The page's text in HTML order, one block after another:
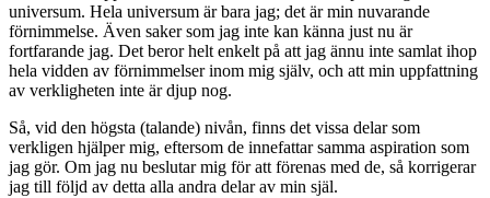
universum. Hela universum är bara jag; det är min nuvarande
förnimmelse. Även saker som jag inte kan känna just nu är
fortfarande jag. Det beror helt enkelt på att jag ännu inte samlat ihop
hela vidden av förnimmelser inom mig själv, och att min uppfattning
av verkligheten inte är djup nog.
Så, vid den högsta (talande) nivån, finns det vissa delar som
verkligen hjälper mig, eftersom de innefattar samma aspiration som
jag gör. Om jag nu beslutar mig för att förenas med de, så korrigerar
jag till följd av detta alla andra delar av min själ.